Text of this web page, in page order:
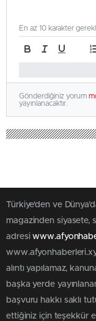
En az 10 karakter
Gönderdiğiniz yorum
yayınlanacaktır.
Türkiye'den ve
magazinden siyasete,
adresi
alıntı yapılamaz,
başka yerde
başvuru hakkı saklı
ettiğiniz için teşekkür